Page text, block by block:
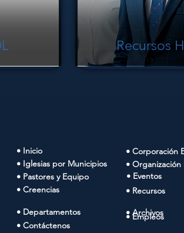
Recursos
• Inicio
• Iglesias por Municipios
• Pastores y Equipo
• Creencias
• Departamentos
• Contáctenos
• Corporación
• Organización
• Recursos
• Empleos
• Archivos
• Eventos